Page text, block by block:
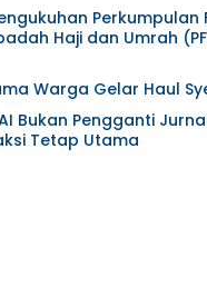
Perkumpulan
Haji dan Umrah
Warga Gelar Haul
Bukan Pengganti
Tetap Utama